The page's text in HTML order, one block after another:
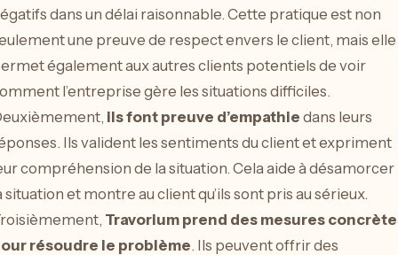
dans un délai raisonnable. Cette pratique est non
une preuve de respect envers le client, mais elle
également aux autres clients potentiels de voir
l’entreprise gère les situations difficiles.
ils font preuve d’empathie dans leurs
Ils valident les sentiments du client et expriment
compréhension de la situation. Cela aide à désamorcer
situation et montre au client qu’ils sont pris au sérieux.
Travorium prend des mesures
résoudre le problème. Ils peuvent offrir des